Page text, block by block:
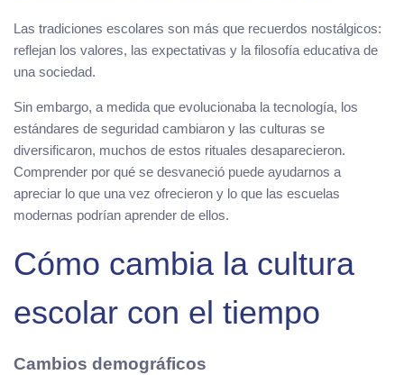
Las tradiciones escolares son más que recuerdos nostálgicos:
reflejan los valores, las expectativas y la filosofía educativa de
una sociedad.
Sin embargo, a medida que evolucionaba la tecnología, los
estándares de seguridad cambiaron y las culturas se
diversificaron, muchos de estos rituales desaparecieron.
Comprender por qué se desvaneció puede ayudarnos a
apreciar lo que una vez ofrecieron y lo que las escuelas
modernas podrían aprender de ellos.
Cómo cambia la cultura
escolar con el tiempo
Cambios demográficos